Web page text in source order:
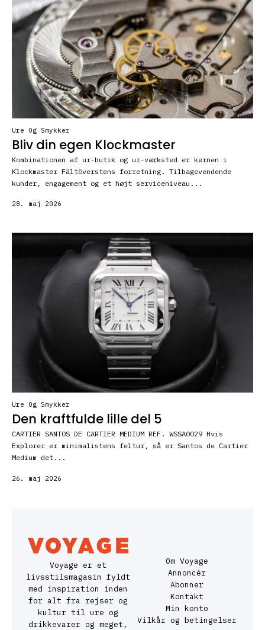
Ure Og Smykker
Bliv din egen Klockmaster
Kombinationen af ur-butik og ur-værksted er kernen i
Klockmaster Fältöverstens forretning. Tilbagevendende
kunder, engagement og et højt serviceniveau...
28. maj 2026
Ure Og Smykker
Den kraftfulde lille del 5
CARTIER SANTOS DE CARTIER MEDIUM REF. WSSA0029 Hvis
Explorer er minimalistens feltur, så er Santos de Cartier
Medium det...
26. maj 2026
Voyage er et
livsstilsmagasin fyldt
med inspiration inden
for alt fra rejser og
kultur til ure og
drikkevarer og meget,
Om Voyage
Annoncér
Abonner
Kontakt
Min konto
Vilkår og betingelser